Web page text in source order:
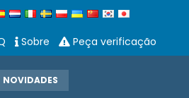
Sobre Peça verificação
NOVIDADES